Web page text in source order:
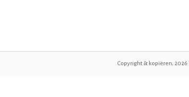
Copyright & kopiëren; 2026